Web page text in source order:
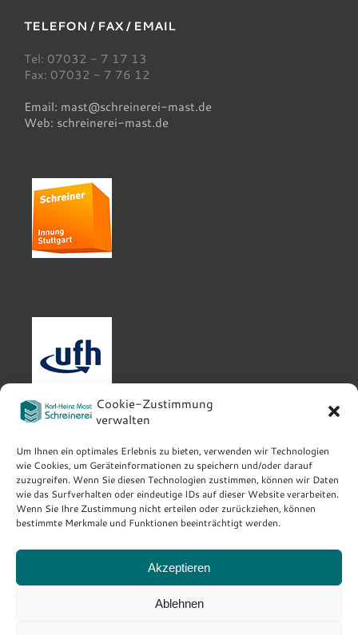
Cookie-Zustimmung
verwalten
Um Ihnen ein optimales Erlebnis zu bieten, verwenden wir Technologien
wie Cookies, um Geräteinformationen zu speichern und/oder darauf
zuzugreifen. Wenn Sie diesen Technologien zustimmen, können wir Daten
wie das Surfverhalten oder eindeutige IDs auf dieser Website verarbeiten.
Wenn Sie Ihre Zustimmung nicht erteilen oder zurückziehen, können
bestimmte Merkmale und Funktionen beeinträchtigt werden.
Akzeptieren
Ablehnen
TELEFON / FAX / EMAIL
Tel: 07032 - 7 17 13
Fax: 07032 - 7 76 12
Email: mast@schreinerei-mast.de
Web: schreinerei-mast.de
IMPRESSUM / DISCLAIMER
DATENSCHUTZERKLÄRUNG
COOKIE-RICHTLINIE (EU)